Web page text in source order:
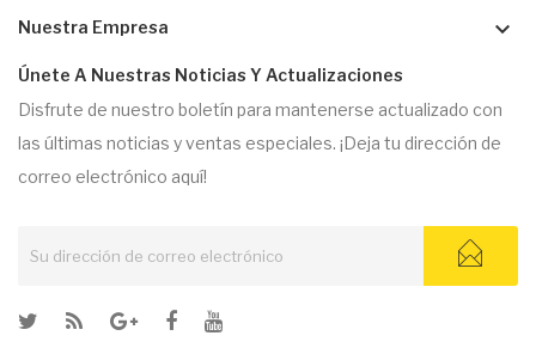
Nuestra Empresa keyboard_arrow_down
Únete A Nuestras Noticias Y Actualizaciones
Disfrute de nuestro boletín para mantenerse actualizado con
las últimas noticias y ventas especiales. ¡Deja tu dirección de
correo electrónico aquí!